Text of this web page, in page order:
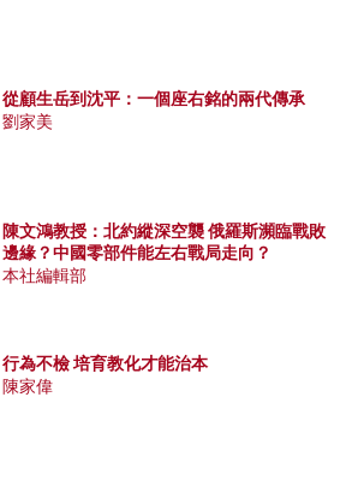
從顧生岳到沈平：一個座右銘的兩代傳承
劉家美
陳文鴻教授：北約縱深空襲 俄羅斯瀕臨戰敗
邊緣？中國零部件能左右戰局走向？
本社編輯部
行為不檢 培育教化才能治本
陳家偉